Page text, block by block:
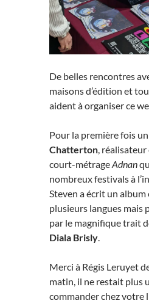
De belles rencontres
maisons d’édition et
aident à organiser ce
Pour la première fois
Chatterton,
court-métrageAdnan
nombreux festivals à
Steven a écrit un
plusieurs langues mais
par le magnifique trait
Diala Brisly.
Merci à Régis Leruyet
matin, il ne restait plus
commander chez votre